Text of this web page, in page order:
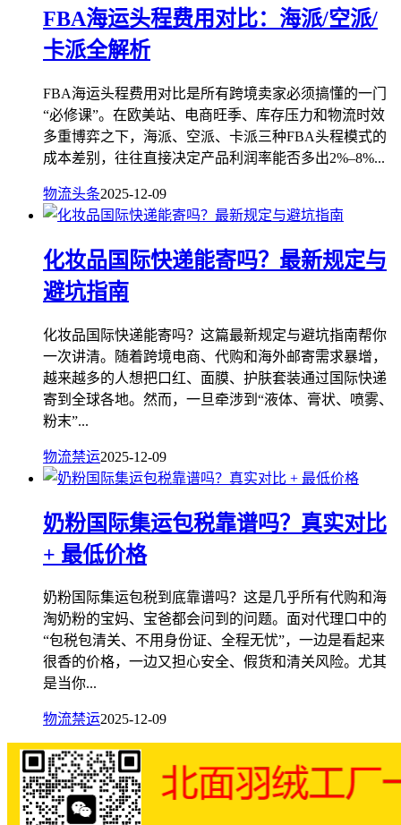
FBA海运头程费用对比：海派/空派/
卡派全解析
FBA海运头程费用对比是所有跨境卖家必须搞懂的一门
“必修课”。在欧美站、电商旺季、库存压力和物流时效
多重博弈之下，海派、空派、卡派三种FBA头程模式的
成本差别，往往直接决定产品利润率能否多出2%–8%...
物流头条2025-12-09
化妆品国际快递能寄吗？最新规定与
避坑指南
化妆品国际快递能寄吗？这篇最新规定与避坑指南帮你
一次讲清。随着跨境电商、代购和海外邮寄需求暴增，
越来越多的人想把口红、面膜、护肤套装通过国际快递
寄到全球各地。然而，一旦牵涉到“液体、膏状、喷雾、
粉末”...
物流禁运2025-12-09
奶粉国际集运包税靠谱吗？真实对比
+ 最低价格
奶粉国际集运包税到底靠谱吗？这是几乎所有代购和海
淘奶粉的宝妈、宝爸都会问到的问题。面对代理口中的
“包税包清关、不用身份证、全程无忧”，一边是看起来
很香的价格，一边又担心安全、假货和清关风险。尤其
是当你...
物流禁运2025-12-09